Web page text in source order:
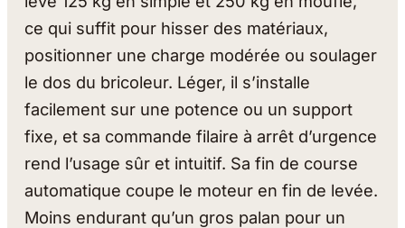
ce qui suffit pour hisser des matériaux,
positionner une charge modérée ou soulager
le dos du bricoleur. Léger, il s’installe
facilement sur une potence ou un support
fixe, et sa commande filaire à arrêt d’urgence
rend l’usage sûr et intuitif. Sa fin de course
automatique coupe le moteur en fin de levée.
Moins endurant qu’un gros palan pour un